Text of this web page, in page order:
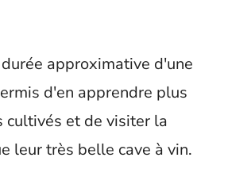
approximative d'une
d'en apprendre plus
cultivés et de visiter la
leur très belle cave à vin.